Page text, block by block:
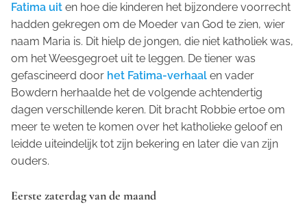
Fatima uit en hoe die kinderen het bijzondere voorrecht
hadden gekregen om de Moeder van God te zien, wier
naam Maria is. Dit hielp de jongen, die niet katholiek was,
om het Weesgegroet uit te leggen. De tiener was
gefascineerd door het Fatima-verhaal en vader
Bowdern herhaalde het de volgende achtendertig
dagen verschillende keren. Dit bracht Robbie ertoe om
meer te weten te komen over het katholieke geloof en
leidde uiteindelijk tot zijn bekering en later die van zijn
ouders.
Eerste zaterdag van de maand